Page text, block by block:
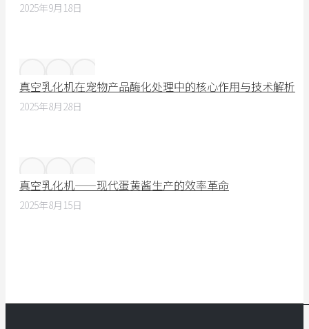
2025年9月18日
真空乳化机在宠物产品酶化处理中的核心作用与技术解析
2025年8月28日
真空乳化机——现代蛋黄酱生产的效率革命
2025年8月15日